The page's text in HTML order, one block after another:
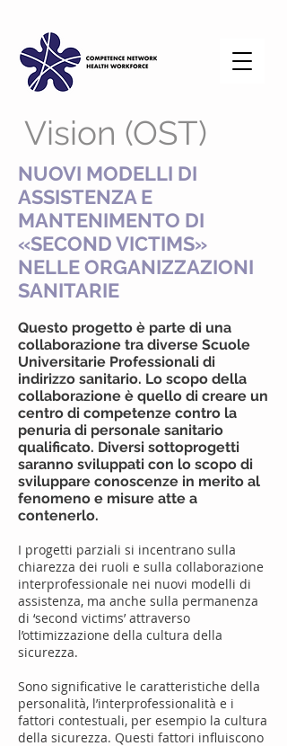
Vision (OST)
NUOVI MODELLI DI
ASSISTENZA E
MANTENIMENTO DI
«SECOND VICTIMS»
NELLE ORGANIZZAZIONI
SANITARIE
Questo progetto è parte di una
collaborazione tra diverse Scuole
Universitarie Professionali di
indirizzo sanitario. Lo scopo della
collaborazione è quello di creare un
centro di competenze contro la
penuria di personale sanitario
qualificato. Diversi sottoprogetti
saranno sviluppati con lo scopo di
sviluppare conoscenze in merito al
fenomeno e misure atte a
contenerlo.
I progetti parziali si incentrano sulla
chiarezza dei ruoli e sulla collaborazione
interprofessionale nei nuovi modelli di
assistenza, ma anche sulla permanenza
di ‘second victims’ attraverso
l’ottimizzazione della cultura della
sicurezza.
Sono significative le caratteristiche della
personalità, l’interprofessionalità e i
fattori contestuali, per esempio la cultura
della sicurezza. Questi fattori influiscono